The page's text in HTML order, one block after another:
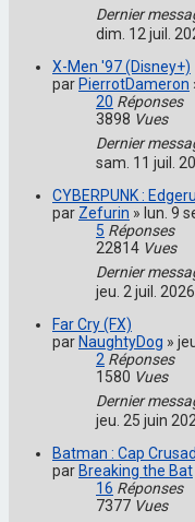
Dernier
dim. 12 juil.
X-Men '97 (Disney+)
parPierrotDameron
20 Réponses
3898 Vues
Dernier
sam. 11 juil.
CYBERPUNK :
par Zefurin » lun. 9
5 Réponses
22814 Vues
Dernier
jeu. 2 juil.
Far Cry (FX)
parNaughtyDog »
2 Réponses
1580 Vues
Dernier
jeu. 25 juin
Batman : Cap
parBreaking the Bat
16 Réponses
7377 Vues